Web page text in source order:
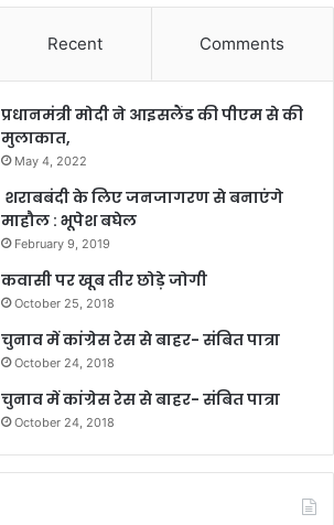
Recent Comments
प्रधानमंत्री मोदी ने आइसलैंड की पीएम से की
मुलाकात,
May 4, 2022
शराबबंदी के लिए जनजागरण से बनाएंगे
माहौल : भूपेश बघेल
February 9, 2019
कवासी पर खूब तीर छोड़े जोगी
October 25, 2018
चुनाव में कांग्रेस रेस से बाहर- संबित पात्रा
October 24, 2018
चुनाव में कांग्रेस रेस से बाहर- संबित पात्रा
October 24, 2018